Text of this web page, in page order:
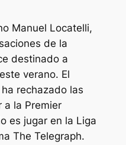
Manuel Locatelli,
de la
destinado a
verano. El
rechazado las
a la Premier
es jugar en la Liga
The Telegraph.